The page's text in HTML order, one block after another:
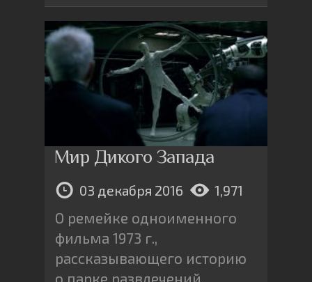
Мир Дикого Запада
03 декабря 2016 1,971
О ремейке одноименного
фильма 1973 г.,
рассказывающего историю
о парке развлечений,